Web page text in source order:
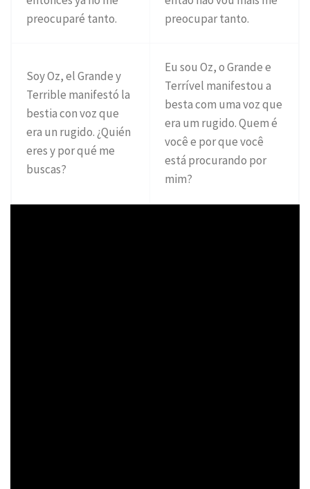
preocuparé tanto.
preocupar tanto.
Soy Oz, el Grande y
Terrible manifestó la
bestia con voz que
era un rugido. ¿Quién
eres y por qué me
buscas?
Eu sou Oz, o Grande e
Terrível manifestou a
besta com uma voz que
era um rugido. Quem é
você e por que você
está procurando por
mim?